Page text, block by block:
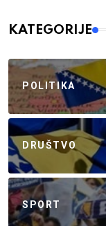
KATEGORIJE
POLITIKA
DRUŠTVO
SPORT